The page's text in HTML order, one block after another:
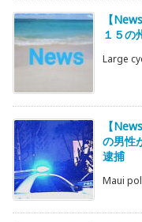
【
１５
Large
【
の男性
逮捕
Maui